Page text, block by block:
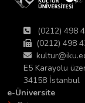
(0212) 498
(0212) 498
E5 Karayolu
34158 İstanbul
e-Üniversite